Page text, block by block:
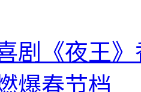
剧《夜王
爆春节档